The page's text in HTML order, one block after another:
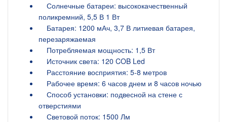
Солнечные батареи: высококачественный
поликремний, 5,5 В 1 Вт
Батарея: 1200 мАч, 3,7 В литиевая батарея,
перезаряжаемая
Потребляемая мощность: 1,5 Вт
Источник света: 120 COB Led
Расстояние восприятия: 5-8 метров
Рабочее время: 6 часов днем ​​и 8 часов ночью
Способ установки: подвесной на стене с
отверстиями
Световой поток: 1500 Лм